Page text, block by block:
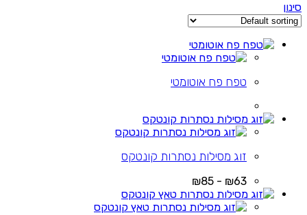
סינון
טפח פח אוטומטי
זוג מסילות נסתרות קונטקס
₪63 - ₪85